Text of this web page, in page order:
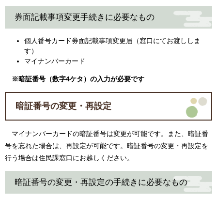
券面記載事項変更手続きに必要なもの
個人番号カード券面記載事項変更届（窓口にてお渡ししま
す）
マイナンバーカード
※暗証番号（数字4ケタ）の入力が必要です
暗証番号の変更・再設定
マイナンバーカードの暗証番号は変更が可能です。また、暗証番
号を忘れた場合は、再設定が可能です。暗証番号の変更・再設定を
行う場合は住民課窓口にお越しください。
暗証番号の変更・再設定の手続きに必要なもの